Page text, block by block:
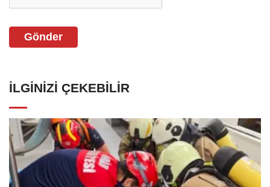
Gönder
İLGINIZI ÇEKEBILIR